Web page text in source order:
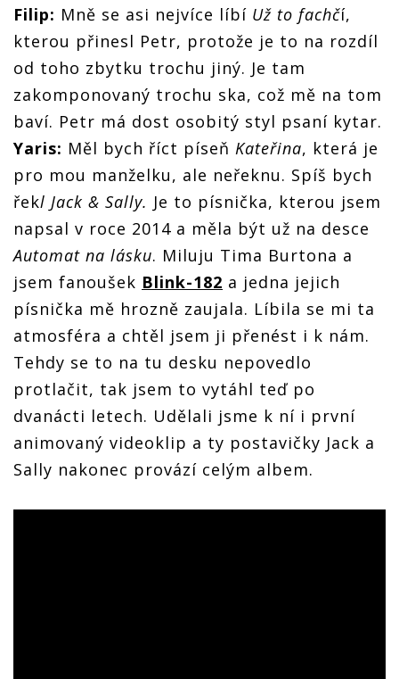
Filip: Mně se asi nejvíce líbí Už to fachčí,
kterou přinesl Petr, protože je to na rozdíl
od toho zbytku trochu jiný. Je tam
zakomponovaný trochu ska, což mě na tom
baví. Petr má dost osobitý styl psaní kytar.
Yaris: Měl bych říct píseň Kateřina, která je
pro mou manželku, ale neřeknu. Spíš bych
řekl Jack & Sally. Je to písnička, kterou jsem
napsal v roce 2014 a měla být už na desce
Automat na lásku. Miluju Tima Burtona a
jsem fanoušek Blink-182 a jedna jejich
písnička mě hrozně zaujala. Líbila se mi ta
atmosféra a chtěl jsem ji přenést i k nám.
Tehdy se to na tu desku nepovedlo
protlačit, tak jsem to vytáhl teď po
dvanácti letech. Udělali jsme k ní i první
animovaný videoklip a ty postavičky Jack a
Sally nakonec provází celým albem.